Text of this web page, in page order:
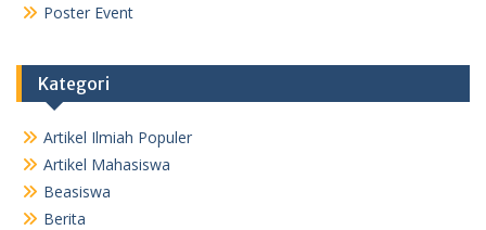
Poster Event
Kategori
Artikel Ilmiah Populer
Artikel Mahasiswa
Beasiswa
Berita